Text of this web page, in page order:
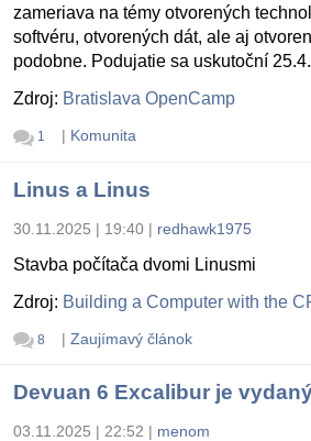
zameriava na témy otvorených
softvéru, otvorených dát, ale aj
podobne. Podujatie sa uskutoční
Zdroj: Bratislava OpenCamp
1 | Komunita
Linus a Linus
30.11.2025 | 19:40 | redhawk1975
Stavba počítača dvomi Linusmi
Zdroj: Building a Computer with the
8 | Zaujímavý článok
Devuan 6 Excalibur je
03.11.2025 | 22:52 | menom